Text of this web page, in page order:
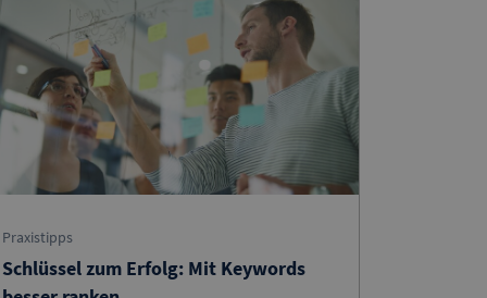
Praxistipps
Schlüssel zum Erfolg: Mit Keywords